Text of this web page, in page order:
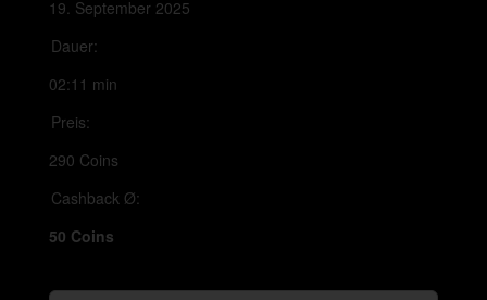
19. September 2025
Dauer:
02:11 min
Preis:
290 Coins
Cashback Ø:
50 Coins